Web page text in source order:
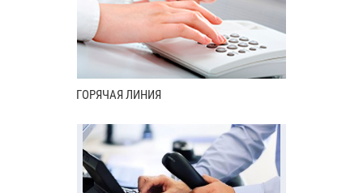
ГОРЯЧАЯ ЛИНИЯ